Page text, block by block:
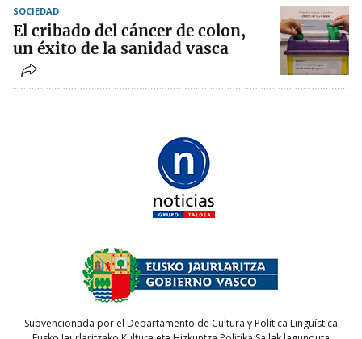
SOCIEDAD
El cribado del cáncer de colon,
un éxito de la sanidad vasca
Subvencionada por el Departamento de Cultura y Política Lingüística